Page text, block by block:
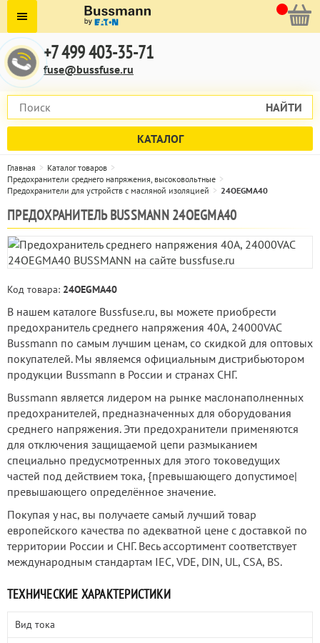
+7 499 403-35-71
fuse@bussfuse.ru
НАЙТИ
КАТАЛОГ
Главная
Каталог товаров
Предохранители среднего напряжения, высоковольтные
Предохранители для устройств с масляной изоляцией
24OEGMA40
ПРЕДОХРАНИТЕЛЬ BUSSMANN 24OEGMA40
Код товара: 24OEGMA40
В нашем каталоге Bussfuse.ru, вы можете приобрести
предохранитель среднего напряжения 40А, 24000VAC
Bussmann по самым лучшим ценам, со скидкой для оптовых
покупателей. Мы являемся официальным дистрибьютором
продукции Bussmann в России и странах СНГ.
Bussmann является лидером на рынке маслонаполненных
предохранителей, предназначенных для оборудования
среднего напряжения. Эти предохранители применяются
для отключения защищаемой цепи размыканием
специально предусмотренных для этого токоведущих
частей под действием тока, {превышающего допустимое|
превышающего определённое значение.
Покупая у нас, вы получаете самый лучший товар
европейского качества по адекватной цене с доставкой по
территории России и СНГ. Весь ассортимент соответствует
международным стандартам IEC, VDE, DIN, UL, CSA, BS.
ТЕХНИЧЕСКИЕ ХАРАКТЕРИСТИКИ
Вид тока